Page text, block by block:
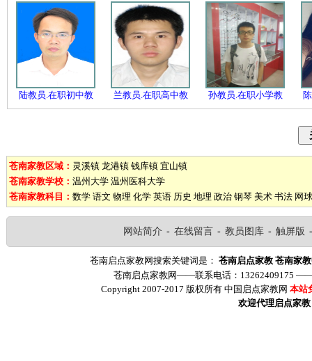
陆教员.在职初中教 兰教员.在职高中教 孙教员.在职小学教
苍南家教区域： 灵溪镇 龙港镇 钱库镇 宜山镇
苍南家教学校： 温州大学 温州医科大学
苍南家教科目： 数学 语文 物理 化学 英语 历史 地理 政治 钢琴 美术 书法 网球
网站简介 - 在线留言 - 教员图库 - 触屏版
苍南启点家教网搜索关键词是： 苍南启点家教 苍南家
苍南启点家教网——联系电话：13262409175
Copyright 2007-2017 版权所有 中国启点家教网 本站
欢迎代理启点家